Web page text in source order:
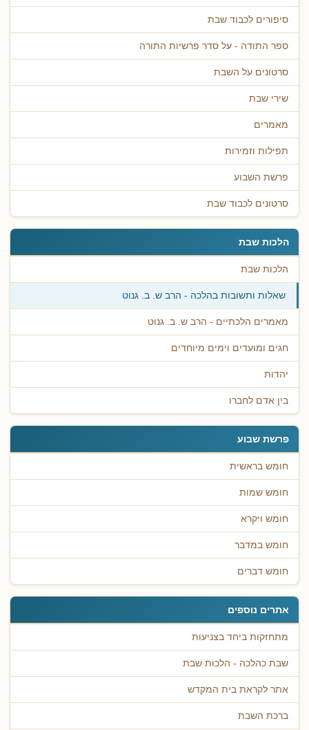
סיפורים לכבוד שבת
ספר התודה - על סדר פרשיות התורה
סרטונים על השבת
שירי שבת
מאמרים
תפילות וזמירות
פרשת השבוע
סרטונים לכבוד שבת
הלכות שבת
הלכות שבת
שאלות ותשובות בהלכה - הרב ש. ב. גנוט
מאמרים הלכתיים - הרב ש. ב. גנוט
חגים ומועדים וימים מיוחדים
יהדות
בין אדם לחברו
פרשת שבוע
חומש בראשית
חומש שמות
חומש ויקרא
חומש במדבר
חומש דברים
אתרים נוספים
מתחזקות ביחד בצניעות
שבת כהלכה - הלכות שבת
אתר לקראת בית המקדש
ברכת השבת